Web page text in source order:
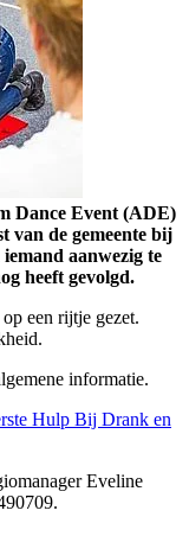
Dance Event (ADE)
van de gemeente bij
aanwezig te
heeft gevolgd.
een rijtje gezet.
informatie.
Hulp Bij Drank en
Eveline